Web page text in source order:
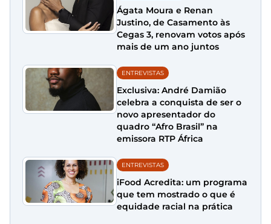
Ágata Moura e Renan
Justino, de Casamento às
Cegas 3, renovam votos após
mais de um ano juntos
ENTREVISTAS
Exclusiva: André Damião
celebra a conquista de ser o
novo apresentador do
quadro “Afro Brasil” na
emissora RTP África
ENTREVISTAS
iFood Acredita: um programa
que tem mostrado o que é
equidade racial na prática